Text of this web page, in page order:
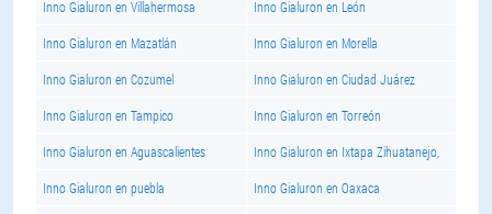
Inno Gialuron en Villahermosa Inno Gialuron en León
Inno Gialuron en Mazatlán Inno Gialuron en Morella
Inno Gialuron en Cozumel Inno Gialuron en Ciudad Juárez
Inno Gialuron en Tampico Inno Gialuron en Torreón
Inno Gialuron en Aguascalientes Inno Gialuron en Ixtapa Zihuatanejo,
Inno Gialuron en puebla Inno Gialuron en Oaxaca